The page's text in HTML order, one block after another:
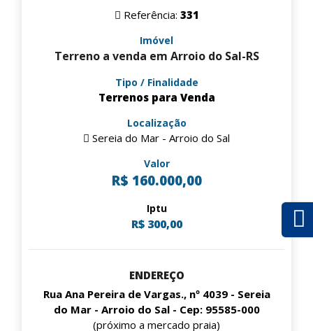
Referência: 331
Imóvel
Terreno a venda em Arroio do Sal-RS
Tipo / Finalidade
Terrenos para Venda
Localização
Sereia do Mar - Arroio do Sal
Valor
R$ 160.000,00
Iptu
R$ 300,00
ENDEREÇO
Rua Ana Pereira de Vargas., nº 4039 - Sereia
do Mar - Arroio do Sal - Cep: 95585-000
(próximo a mercado praia)